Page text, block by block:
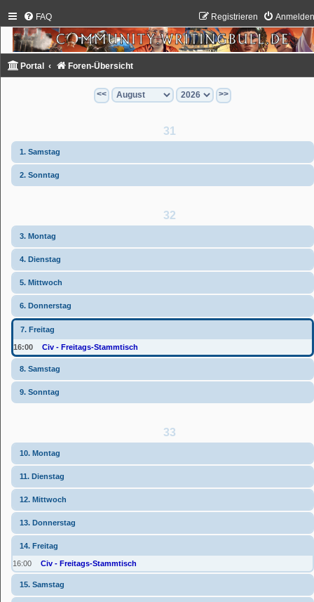
FAQ Registrieren
Portal Foren-Übersicht
<< >>
31
1. Samstag
2. Sonntag
32
3. Montag
4. Dienstag
5. Mittwoch
6. Donnerstag
7. Freitag
16:00 Civ - Freitags-Stammtisch
8. Samstag
9. Sonntag
33
10. Montag
11. Dienstag
12. Mittwoch
13. Donnerstag
14. Freitag
16:00 Civ - Freitags-Stammtisch
15. Samstag